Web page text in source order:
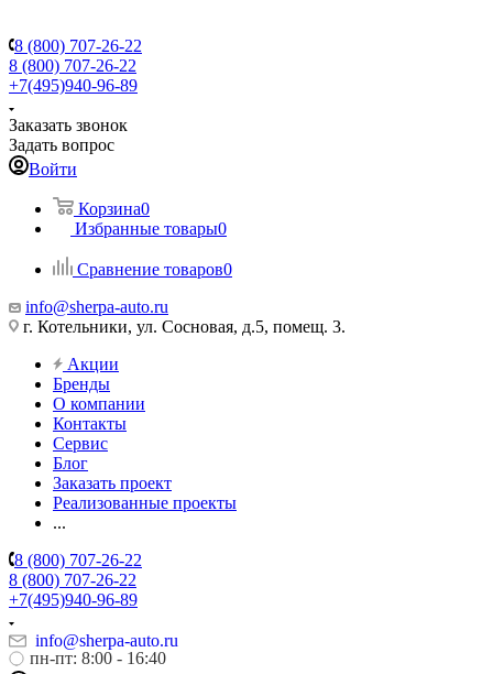
8 (800) 707-26-22
8 (800) 707-26-22
+7(495)940-96-89
Заказать звонок
Задать вопрос
Войти
Корзина0
Избранные товары0
Сравнение товаров0
info@sherpa-auto.ru
г. Котельники, ул. Сосновая, д.5, помещ. 3.
Акции
Бренды
О компании
Контакты
Сервис
Блог
Заказать проект
Реализованные проекты
...
8 (800) 707-26-22
8 (800) 707-26-22
+7(495)940-96-89
info@sherpa-auto.ru
пн-пт: 8:00 - 16:40